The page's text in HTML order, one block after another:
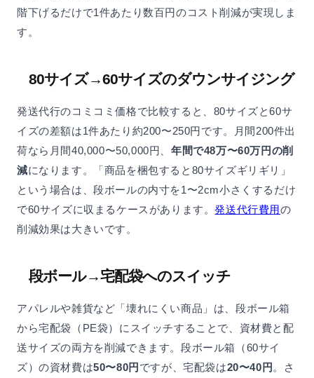
階下げるだけで1件あたり数百円のコスト削減が実現しま
す。
80サイズ→60サイズのダウンサイジング
発送代行のコミコミ価格で比較すると、80サイズと60サ
イズの差額は1件あたり約200〜250円です。月間200件出
荷なら月間40,000〜50,000円、 年間で48万〜60万円の削
減になります。「商品を梱包すると80サイズギリギリ」
という場合は、段ボールの内寸を1〜2cm小さくするだけ
で60サイズに収まるケースがあります。発送代行費用の
削減効果は大きいです。
段ボール→宅配袋へのスイッチ
アパレルや雑貨など「壊れにくい商品」は、段ボール箱
から宅配袋（PE袋）にスイッチすることで、資材費と配
送サイズの両方を削減できます。段ボール箱（60サイ
ズ）の資材費は50〜80円 ですが、宅配袋は20〜40円 。さ